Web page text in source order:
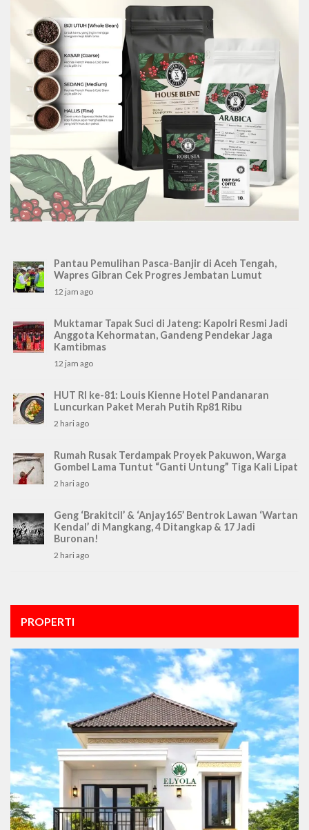
Pantau Pemulihan Pasca-Banjir di Aceh Tengah,
Wapres Gibran Cek Progres Jembatan Lumut
12 jam ago
Muktamar Tapak Suci di Jateng: Kapolri Resmi Jadi
Anggota Kehormatan, Gandeng Pendekar Jaga
Kamtibmas
12 jam ago
HUT RI ke-81: Louis Kienne Hotel Pandanaran
Luncurkan Paket Merah Putih Rp81 Ribu
2 hari ago
Rumah Rusak Terdampak Proyek Pakuwon, Warga
Gombel Lama Tuntut “Ganti Untung” Tiga Kali Lipat
2 hari ago
Geng ‘Brakitcil’ & ‘Anjay165’ Bentrok Lawan ‘Wartan
Kendal’ di Mangkang, 4 Ditangkap & 17 Jadi
Buronan!
2 hari ago
PROPERTI